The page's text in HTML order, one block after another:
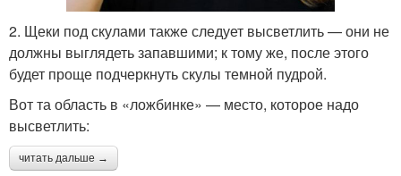
2. Щеки под скулами также следует высветлить — они не
должны выглядеть запавшими; к тому же, после этого
будет проще подчеркнуть скулы темной пудрой.
Вот та область в «ложбинке» — место, которое надо
высветлить:
читать дальше →